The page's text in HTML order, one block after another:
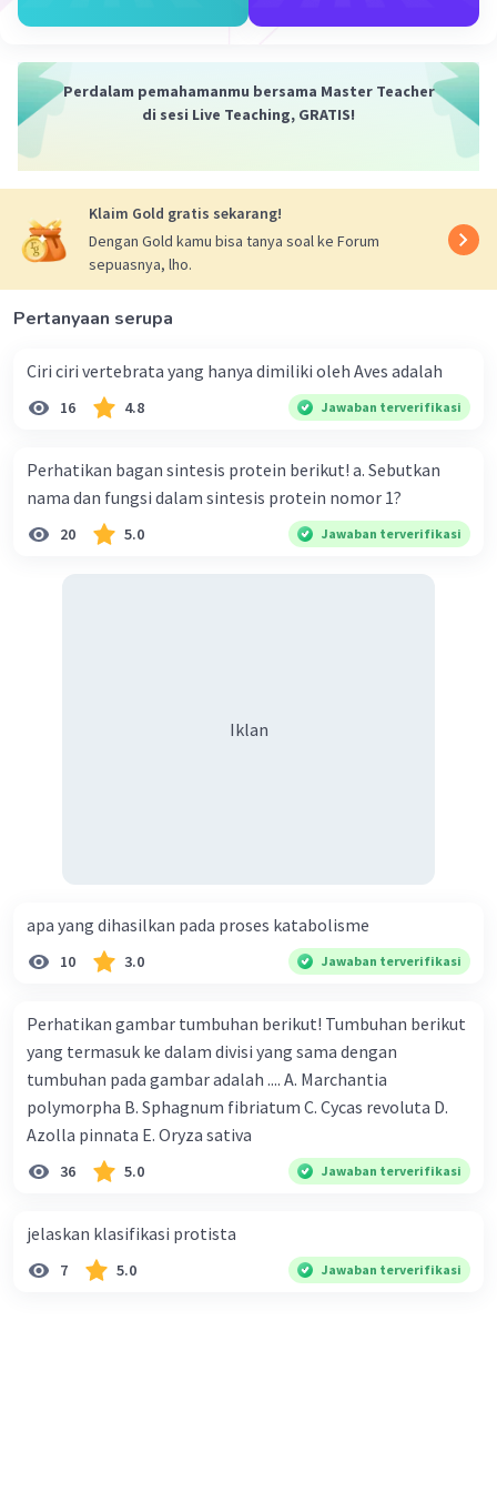
Perdalam pemahamanmu bersama Master Teacher
di sesi Live Teaching, GRATIS!
Klaim Gold gratis sekarang!
Dengan Gold kamu bisa tanya soal ke Forum
sepuasnya, lho.
Pertanyaan serupa
Ciri ciri vertebrata yang hanya dimiliki oleh Aves adalah
16 4.8 Jawaban terverifikasi
Perhatikan bagan sintesis protein berikut! a. Sebutkan
nama dan fungsi dalam sintesis protein nomor 1?
20 5.0 Jawaban terverifikasi
Iklan
apa yang dihasilkan pada proses katabolisme
10 3.0 Jawaban terverifikasi
Perhatikan gambar tumbuhan berikut! Tumbuhan berikut
yang termasuk ke dalam divisi yang sama dengan
tumbuhan pada gambar adalah .... A. Marchantia
polymorpha B. Sphagnum fibriatum C. Cycas revoluta D.
Azolla pinnata E. Oryza sativa
36 5.0 Jawaban terverifikasi
jelaskan klasifikasi protista
7 5.0 Jawaban terverifikasi